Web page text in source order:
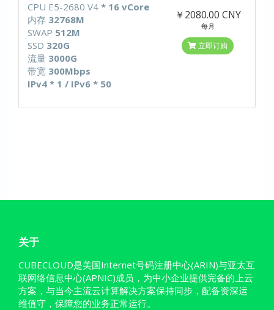
CPU E5-2680 V4 * 16 vCore
内存 32768M
SWAP 512M
SSD 320G
流量 3000G
带宽 300Mbps
IPv4 * 1 / IPv6 * 50
￥2080.00 CNY
每月
立即订购
关于
CUBECLOUD是美国Internet号码注册中心(ARIN)与亚太互
联网络信息中心(APNIC)成员，为中小企业提供完备的上云
方案，与当今主流云计算解决方案保持同步，配备资深运
维值守，保障您的业务正常运行。